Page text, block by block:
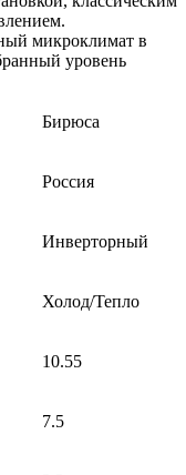
микроклимат в
уровень
Бирюса
Россия
Инверторный
Холод/Тепло
10.55
7.5